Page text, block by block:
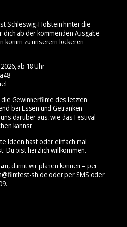
Schleswig‑Holstein hinter die
dich ab der kommenden Ausgabe
komm zu unserem lockeren
ab 18 Uhr
Gewinnerfilme des letzten
bei Essen und Getränken
darüber aus, wie das Festival
kannst.
Ideen hast oder einfach mal
Du bist herzlich willkommen.
, damit wir planen können – per
sh.de oder per SMS oder